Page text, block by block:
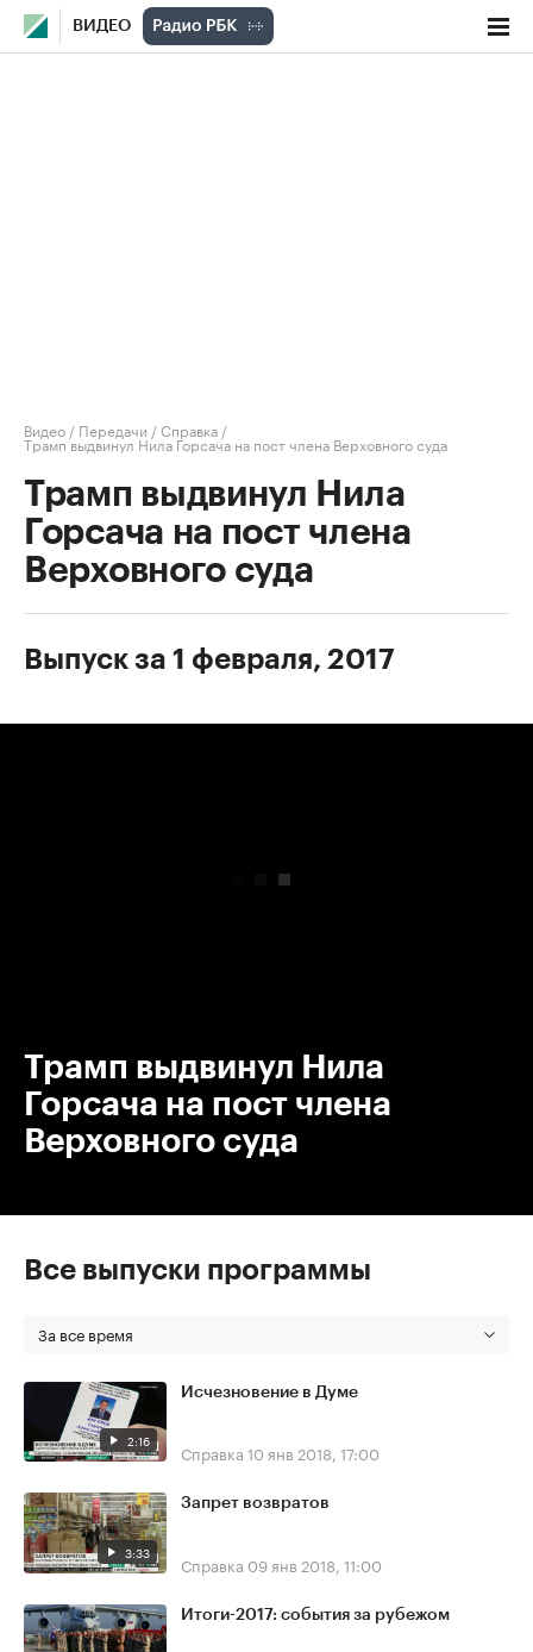
ВИДЕО
Видео / Передачи /Справка /
Трамп выдвинул Нила Горсача на пост члена Верховного суда
Трамп выдвинул Нила
Горсача на пост члена
Верховного суда
Выпуск за 1 февраля, 2017
Трамп выдвинул Нила
Горсача на пост члена
Верховного суда
Все выпуски программы
За все время
2:16
Исчезновение в Думе
Справка 10 янв 2018, 17:00
3:33
Запрет возвратов
Справка 09 янв 2018, 11:00
Итоги-2017: события за рубежом